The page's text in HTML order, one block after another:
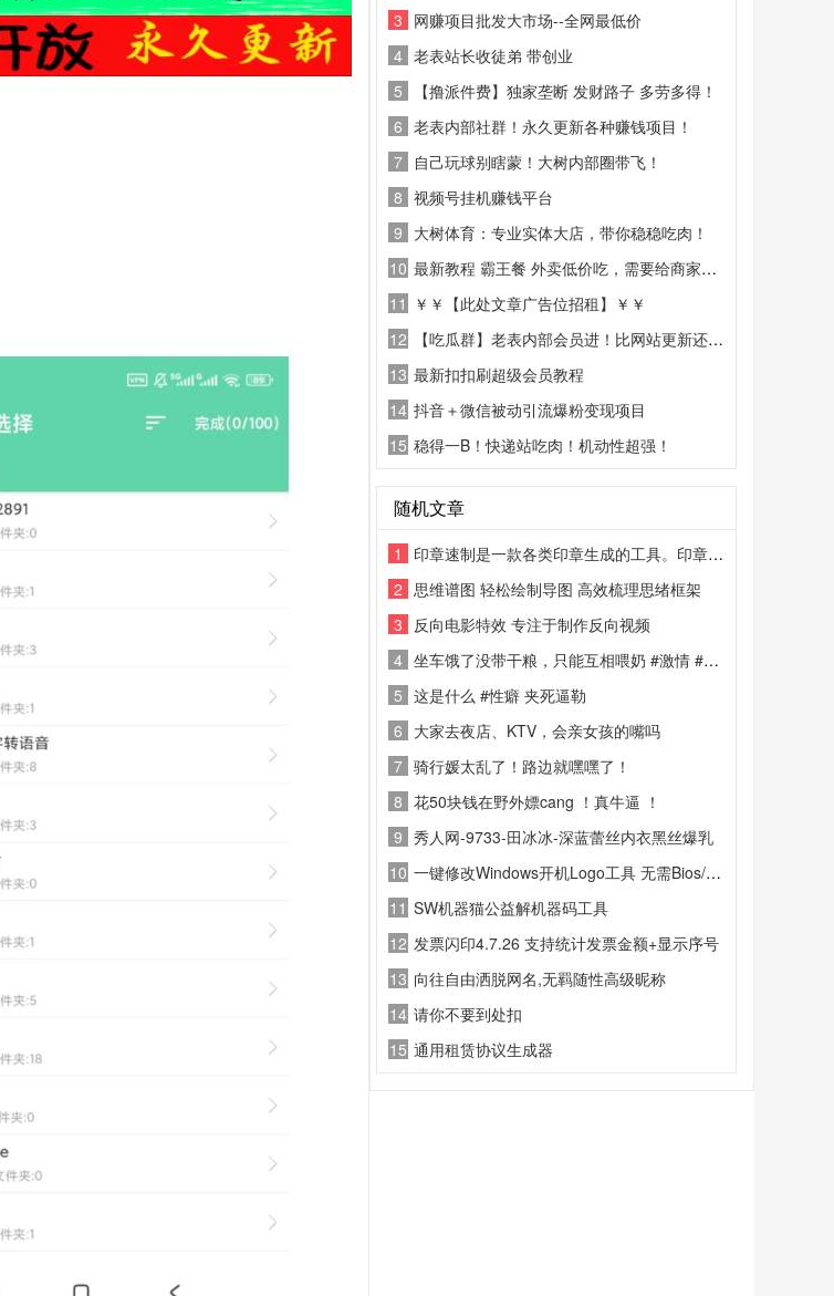
3 网赚项目批发大市场--全网最低价
4 老表站长收徒弟 带创业
5
【撸派件费】独家垄断 发财路子 多劳多得！
6 老表内部社群！永久更新各种赚钱项目！
7 自己玩球别瞎蒙！大树内部圈带飞！
8 视频号挂机赚钱平台
9 大树体育：专业实体大店，带你稳稳吃肉！
10 最新教程 霸王餐 外卖低价吃，需要给商家好评
11 ￥￥【此处文章广告位招租】￥￥
12
【吃瓜群】老表内部会员进！比网站更新还精彩！
13 最新扣扣刷超级会员教程
14 抖音＋微信被动引流爆粉变现项目
15 稳得一B！快递站吃肉！机动性超强！
随机文章
1
印章速制是一款各类印章生成的工具。印章速制功能里有规则印章与另类印章两类
2 思维谱图 轻松绘制导图 高效梳理思绪框架
3 反向电影特效 专注于制作反向视频
4 坐车饿了没带干粮，只能互相喂奶 #激情 #网约车
5 这是什么 #性癖 夹死逼勒
6 大家去夜店、KTV，会亲女孩的嘴吗
7 骑行媛太乱了！路边就嘿嘿了！
8 花50块钱在野外嫖cang ！真牛逼 ！
9 秀人网-9733-田冰冰-深蓝蕾丝内衣黑丝爆乳
10 一键修改Windows开机Logo工具 无需Bios/可自定义
11 SW机器猫公益解机器码工具
12 发票闪印4.7.26 支持统计发票金额+显示序号
13 向往自由洒脱网名,无羁随性高级昵称
14 请你不要到处扣
15 通用租赁协议生成器